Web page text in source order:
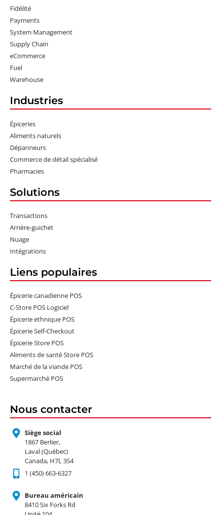
Fidélité
Payments
System Management
Supply Chain
eCommerce
Fuel
Warehouse
Industries
Épiceries
Aliments naturels
Dépanneurs
Commerce de détail spécialisé
Pharmacies
Solutions
Transactions
Arrière-guichet
Nuage
Intégrations
Liens populaires
Épicerie canadienne POS
C-Store POS Logiciel
Épicerie ethnique POS
Épicerie Self-Checkout
Épicerie Store POS
Aliments de santé Store POS
Marché de la viande POS
Supermarché POS
Nous contacter
Siège social
1867 Berlier,
Laval (Québec)
Canada, H7L 3S4
1 (450) 663-6327
Bureau américain
8410 Six Forks Rd